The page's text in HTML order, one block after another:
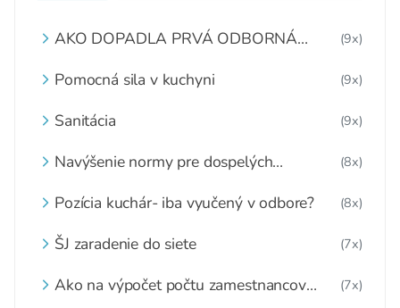
AKO DOPADLA PRVÁ ODBORNÁ
(9x)
Pomocná sila v kuchyni (9x)
Sanitácia (9x)
Navýšenie normy pre dospelých
(8x)
Pozícia kuchár- iba vyučený v odbore? (8x)
ŠJ zaradenie do siete (7x)
Ako na výpočet počtu zamestnancov
(7x)